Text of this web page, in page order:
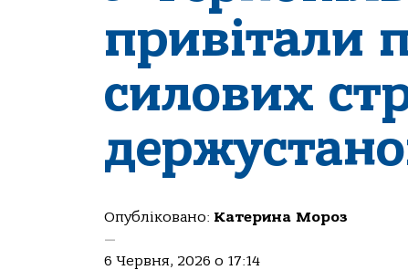
привітали
силових
Опубліковано: Катерина Мороз
—
6 Червня, 2026 о 17:14